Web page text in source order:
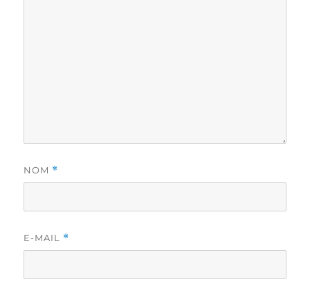
NOM *
E-MAIL *